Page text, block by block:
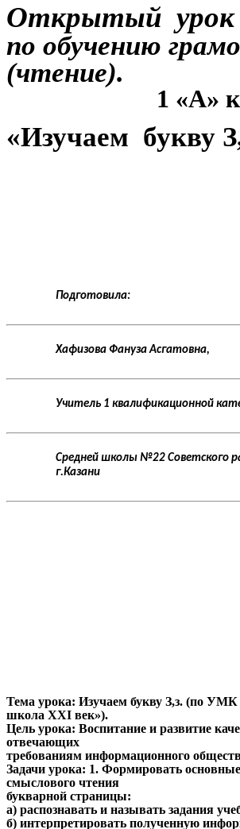
Открытый урок
по обучению
(чтение).
1 «А»
«Изучаем букву
Подготовила:
Хафизова Фануза Асгатовна,
Учитель 1 квалификационной
Средней школы №22 Советского
г.Казани
Тема урока: Изучаем букву З,з. (по
школа XXI век»).
Цель урока: Воспитание и развитие
отвечающих
требованиям информационного
Задачи урока: 1. Формировать
смыслового чтения
букварной страницы:
а) распознавать и называть задания
б) интерпретировать полученную